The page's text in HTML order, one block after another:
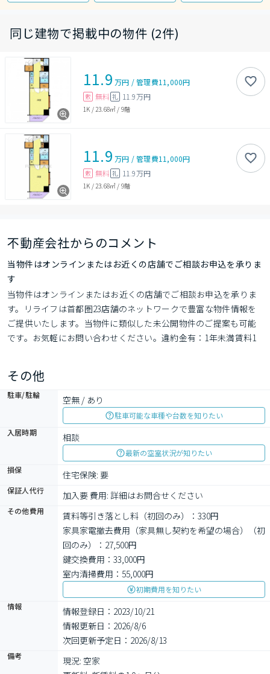
同じ建物で掲載中の物件 (2件)
11.9 万円 /管理費11,000円
敷 無料 礼 11.9万円
1K / 23.68㎡ / 9階
11.9 万円 /管理費11,000円
敷 無料 礼 11.9万円
1K / 23.68㎡ / 9階
不動産会社からのコメント
当物件はオンラインまたはお近くの店舗でご相談お申込を承りま
す
当物件はオンラインまたはお近くの店舗でご相談お申込を承りま
す。リライフは首都圏23店舗のネットワークで豊富な物件情報を
ご提供いたします。当物件に類似した未公開物件のご提案も可能
です。お気軽にお問い合わせください。違約金有：1年未満賃料1
その他
駐車/駐輪 空無 / あり
駐車可能な車種や台数を知りたい
入居時期
相談
最新の空室状況が知りたい
損保
住宅保険: 要
保証人代行 加入要 費用: 詳細はお問合せください
その他費用
賃料等引き落とし料（初回のみ）：330円
家具家電撤去費用（家具無し契約を希望の場合）（初
回のみ）：27,500円
鍵交換費用：33,000円
室内清掃費用：55,000円
初期費用を知りたい
情報
情報登録日：2023/10/21
情報更新日：2026/8/6
次回更新予定日：2026/8/13
備考
現況: 空家